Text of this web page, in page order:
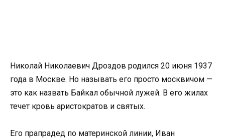
Николай Николаевич Дроздов родился 20 июня 1937
года в Москве. Но называть его просто москвичом —
это как назвать Байкал обычной лужей. В его жилах
течет кровь аристократов и святых.
Его прапрадед по материнской линии, Иван